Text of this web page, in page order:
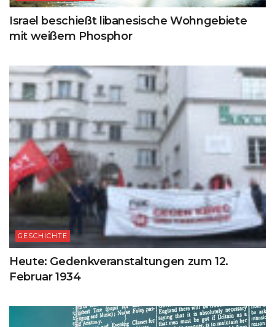
Israel beschießt libanesische Wohngebiete
mit weißem Phosphor
GESCHICHTE
Heute: Gedenkveranstaltungen zum 12.
Februar 1934